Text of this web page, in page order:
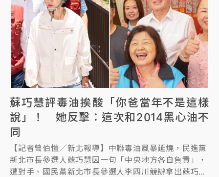
蘇巧慧評毒油挨酸「你爸當年不是這樣
說」！ 她反擊：這次和2014黑心油不
同
【記者曾伯愷／新北報導】中聯毒油風暴延燒，民進黨
新北市長參選人蘇巧慧因一句「中央地方各自負責」，
遭對手、國民黨新北市長參選人李四川競辦拿出蘇巧慧